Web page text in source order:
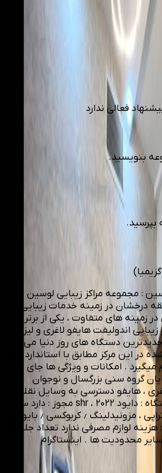
فعالی ندارد
بنویسید.
بپرسید.
: مجموعه مراکز زیبایی لوسین با
سابقه درخشان در زمینه خدمات زیبایی و
در زمینه های متفاوت ، یکی از برترین
اندولیفت هایفو لاغری و لیزر
جدیدترین دستگاه های روز دنیا می
در این مرکز مطابق با استاندارد های
. امکانات و ویژگی ها جای پارک
گروه سنی بزرگسال و نوجوان
، هایفو دسترسی به وسایل نقلیه :
جنب مترو شریعتی نوع دستگاه : دایود ۲۰۲۲ ، shr مجوز : دارد سایر
خدمات :بوتاکس ، ژل ، مزوتراپی ، مزونیدلینگ ٫ کربوکسی ٫ بایوفیلر
لوازم مصرفی ندارد تعداد جلسات
۴۰ دقیقه سایر محدودیت ها . اینستاگرام